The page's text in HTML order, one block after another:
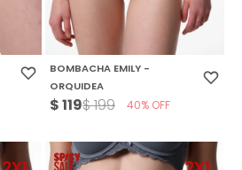
BOMBACHA EMILY -
ORQUIDEA
$119$199 40